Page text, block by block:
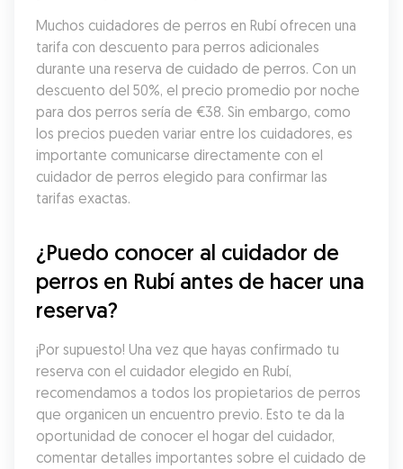
Muchos cuidadores de perros en Rubí ofrecen una
tarifa con descuento para perros adicionales
durante una reserva de cuidado de perros. Con un
descuento del 50%, el precio promedio por noche
para dos perros sería de €38. Sin embargo, como
los precios pueden variar entre los cuidadores, es
importante comunicarse directamente con el
cuidador de perros elegido para confirmar las
tarifas exactas.
¿Puedo conocer al cuidador de
perros en Rubí antes de hacer una
reserva?
¡Por supuesto! Una vez que hayas confirmado tu
reserva con el cuidador elegido en Rubí,
recomendamos a todos los propietarios de perros
que organicen un encuentro previo. Esto te da la
oportunidad de conocer el hogar del cuidador,
comentar detalles importantes sobre el cuidado de